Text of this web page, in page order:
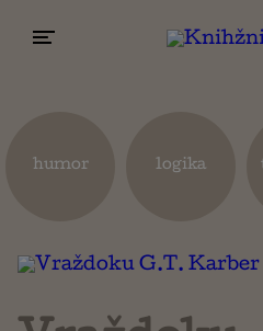
humor logika